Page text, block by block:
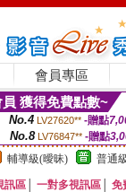
會員專區
獲得免費點數~
No.4 LV27620** -贈點
No.8 LV76847** -贈點
輔導級(曖昧) 普通
訊區 一對多視訊區 免